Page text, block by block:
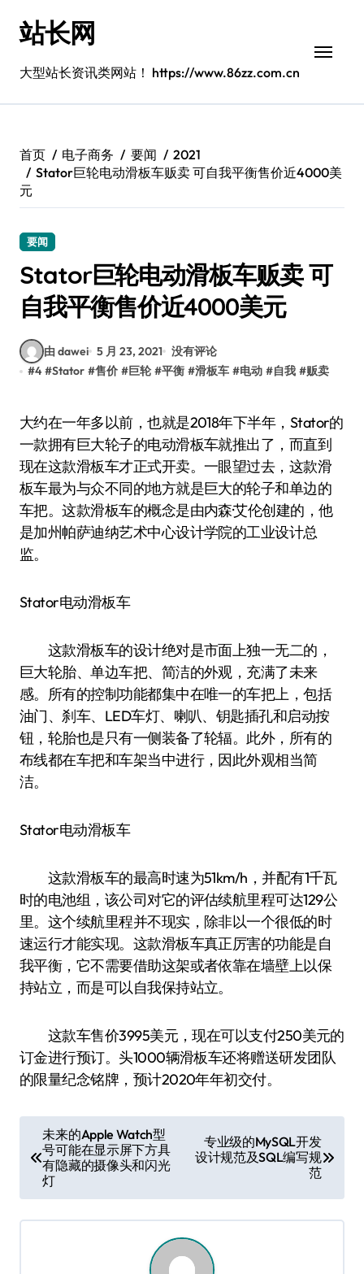
站长网
大型站长资讯类网站！ https://www.86zz.com.cn
首页 电子商务 要闻
2021
Stator巨轮电动滑板车贩卖 可自我平衡售价近4000美
元
要闻
Stator巨轮电动滑板车贩卖 可
自我平衡售价近4000美元
由 dawei 5 月 23, 2021 没有评论
#4 #Stator #售价 #巨轮 #平衡 #滑板车 #电动 #自我 #贩卖
大约在一年多以前，也就是2018年下半年，Stator的
一款拥有巨大轮子的电动滑板车就推出了，而直到
现在这款滑板车才正式开卖。一眼望过去，这款滑
板车最为与众不同的地方就是巨大的轮子和单边的
车把。这款滑板车的概念是由内森·艾伦创建的，他
是加州帕萨迪纳艺术中心设计学院的工业设计总
监。
Stator电动滑板车
这款滑板车的设计绝对是市面上独一无二的，
巨大轮胎、单边车把、简洁的外观，充满了未来
感。所有的控制功能都集中在唯一的车把上，包括
油门、刹车、LED车灯、喇叭、钥匙插孔和启动按
钮，轮胎也是只有一侧装备了轮辐。此外，所有的
布线都在车把和车架当中进行，因此外观相当简
洁。
Stator电动滑板车
这款滑板车的最高时速为51km/h，并配有1千瓦
时的电池组，该公司对它的评估续航里程可达129公
里。这个续航里程并不现实，除非以一个很低的时
速运行才能实现。这款滑板车真正厉害的功能是自
我平衡，它不需要借助这架或者依靠在墙壁上以保
持站立，而是可以自我保持站立。
这款车售价3995美元，现在可以支付250美元的
订金进行预订。头1000辆滑板车还将赠送研发团队
的限量纪念铭牌，预计2020年年初交付。
章
未来的Apple Watch型
号可能在显示屏下方具
有隐藏的摄像头和闪光
灯
专业级的MySQL开发
设计规范及SQL编写规
范